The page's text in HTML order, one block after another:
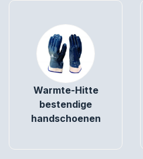
Warmte-Hitte
bestendige
handschoenen